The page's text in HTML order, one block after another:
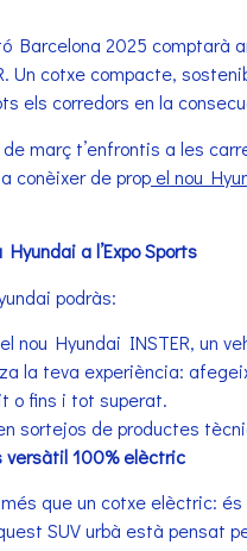
Barcelona 2025 comptarà
Un cotxe compacte,
els corredors en la
març t’enfrontis a les
conèixer de prop el nou
a l’Expo Sports
podràs:
nou Hyundai INSTER, un
la teva experiència:
o fins i tot superat.
sortejos de productes
versàtil 100% elèctric
més que un cotxe elèctric:
SUV urbà està pensat